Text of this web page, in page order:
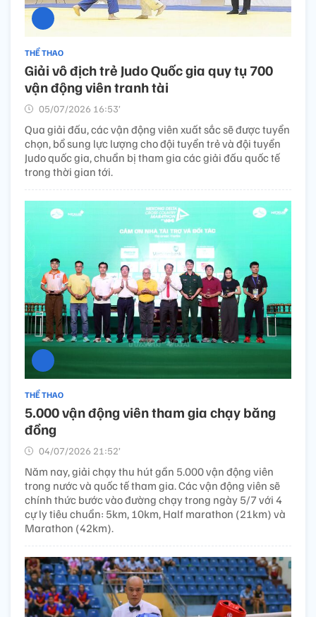
THỂ THAO
Giải vô địch trẻ Judo Quốc gia quy tụ 700
vận động viên tranh tài
05/07/2026 16:53’
Qua giải đấu, các vận động viên xuất sắc sẽ được tuyển
chọn, bổ sung lực lượng cho đội tuyển trẻ và đội tuyển
Judo quốc gia, chuẩn bị tham gia các giải đấu quốc tế
trong thời gian tới.
THỂ THAO
5.000 vận động viên tham gia chạy băng
đồng
04/07/2026 21:52’
Năm nay, giải chạy thu hút gần 5.000 vận động viên
trong nước và quốc tế tham gia. Các vận động viên sẽ
chính thức bước vào đường chạy trong ngày 5/7 với 4
cự ly tiêu chuẩn: 5km, 10km, Half marathon (21km) và
Marathon (42km).